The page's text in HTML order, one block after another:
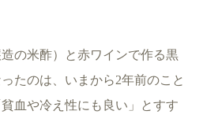
の米酢）と赤ワインで作る黒
たのは、いまから2年前のこと
血や冷え性にも良い」とすす